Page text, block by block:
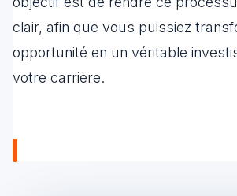
clair, afin que vous puissiez
opportunité en un véritable
votre carrière.